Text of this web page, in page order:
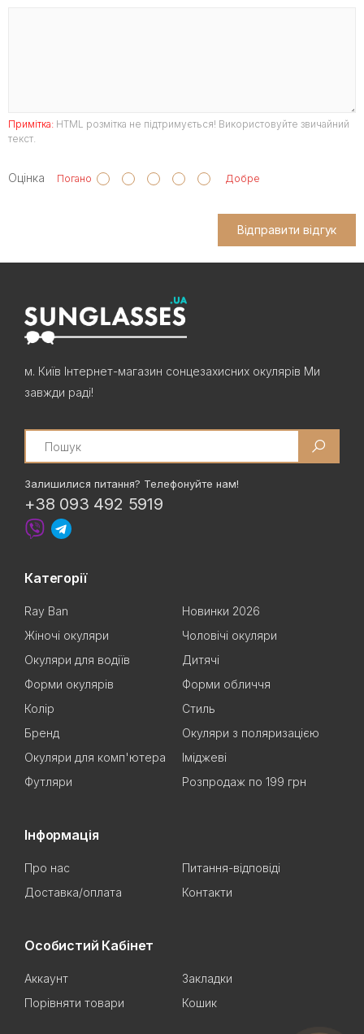
Примітка: HTML розмітка не підтримується! Використовуйте звичайний
текст.
Оцінка Погано Добре
Відправити відгук
м. Київ Інтернет-магазин сонцезахисних окулярів Ми
завжди раді!
Search
Залишилися питання? Телефонуйте нам!
+38 093 492 5919
Категорії
Ray Ban
Новинки 2026
Жіночі окуляри
Чоловічі окуляри
Окуляри для водіїв
Дитячі
Форми окулярів
Форми обличчя
Колір
Стиль
Бренд
Окуляри з поляризацією
Окуляри для комп'ютера
Іміджеві
Футляри
Розпродаж по 199 грн
Інформація
Про нас
Питання-відповіді
Доставка/оплата
Контакти
Особистий Кабінет
Аккаунт
Закладки
Порівняти товари
Кошик